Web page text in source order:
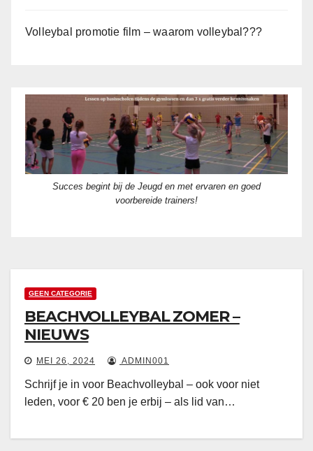
Volleybal promotie film – waarom volleybal???
Succes begint bij de Jeugd en met ervaren en goed
voorbereide trainers!
GEEN CATEGORIE
BEACHVOLLEYBAL ZOMER –
NIEUWS
MEI 26, 2024 ADMIN001
Schrijf je in voor Beachvolleybal – ook voor niet
leden, voor € 20 ben je erbij – als lid van…